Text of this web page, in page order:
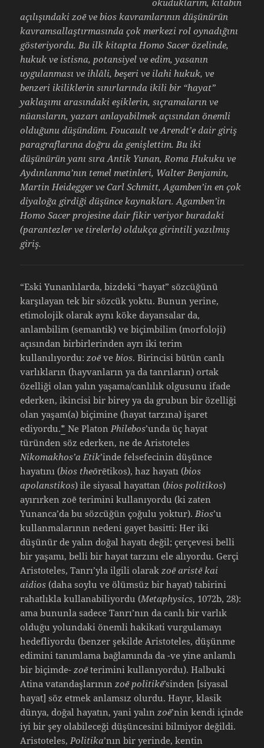
okuduklarım, kitabın
açılışındaki zoē ve bios kavramlarının düşünürün
kavramsallaştırmasında çok merkezi rol oynadığını
gösteriyordu. Bu ilk kitapta Homo Sacer özelinde,
hukuk ve istisna, potansiyel ve edim, yasanın
uygulanması ve ihlâli, beşeri ve ilahi hukuk, ve
benzeri ikiliklerin sınırlarında ikili bir “hayat”
yaklaşımı arasındaki eşiklerin, sıçramaların ve
nüansların, yazarı anlayabilmek açısından önemli
olduğunu düşündüm.Foucault ve Arendt’e dair giriş
paragraflarına doğru da genişlettim. Bu iki
düşünürün yanı sıra Antik Yunan, Roma Hukuku ve
Aydınlanma’nın temel metinleri, Walter Benjamin,
Martin Heidegger ve Carl Schmitt, Agamben’in en çok
diyaloğa girdiği düşünce kaynakları. Agamben’in
Homo Sacer projesine dair fikir veriyor buradaki
(parantezler ve tirelerle) oldukça girintili yazılmış
giriş.
“Eski Yunanlılarda, bizdeki “hayat” sözcüğünü
karşılayan tek bir sözcük yoktu. Bunun yerine,
etimolojik olarak aynı köke dayansalar da,
anlambilim (semantik) ve biçimbilim (morfoloji)
açısından birbirlerinden ayrı iki terim
kullanılıyordu:zoēvebios. Birincisi bütün canlı
varlıkların (hayvanların ya da tanrıların) ortak
özelliği olan yalın yaşama/canlılık olgusunu ifade
ederken, ikincisi bir birey ya da grubun bir özelliği
olan yaşam(a) biçimine (hayat tarzına) işaret
ediyordu.* Ne PlatonPhilebos’unda üç hayat
türünden söz ederken, ne de Aristoteles
Nikomakhos’a Etik’inde felsefecinin düşünce
hayatını (bios theōrētikos), haz hayatı (bios
apolanstikos) ile siyasal hayattan (bios politikos)
ayırırken zoē terimini kullanıyordu (ki zaten
Yunanca’da bu sözcüğün çoğulu yoktur).Bios’u
kullanmalarının nedeni gayet basitti: Her iki
düşünür de yalın doğal hayatı değil; çerçevesi belli
bir yaşamı, belli bir hayat tarzını ele alıyordu. Gerçi
Aristoteles, Tanrı’yla ilgili olarakzoē aristē kai
aidios (daha soylu ve ölümsüz bir hayat) tabirini
rahatlıkla kullanabiliyordu (Metaphysics, 1072b, 28):
ama bununla sadece Tanrı’nın da canlı bir varlık
olduğu yolundaki önemli hakikati vurgulamayı
hedefliyordu (benzer şekilde Aristoteles, düşünme
edimini tanımlama bağlamında da -ve yine anlamlı
bir biçimde-zoēterimini kullanıyordu). Halbuki
Atina vatandaşlarınınzoē politikē’sinden [siyasal
hayat] söz etmek anlamsız olurdu. Hayır, klasik
dünya, doğal hayatın, yani yalınzoē’nin kendi içinde
iyi bir şey olabileceği düşüncesini bilmiyor değildi.
Aristoteles,Politika’nın bir yerinde, kentin